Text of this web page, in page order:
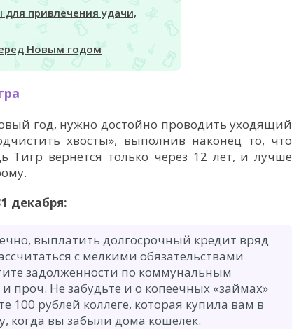
привлечения удачи,
Новым годом
год, нужно достойно проводить уходящий
хвосты», выполнив наконец то, что
Тигр вернется только через 12 лет, и лучше
декабря:
выплатить долгосрочный кредит вряд
с мелкими обязательствами
задолженности по коммунальным
проч. Не забудьте и о копеечных «займах»
100 рублей коллеге, которая купила вам в
когда вы забыли дома кошелек.